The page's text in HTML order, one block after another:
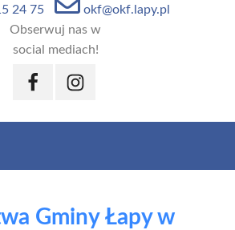
24 75
okf@okf.lapy.pl
Obserwuj nas w
social mediach!
FacebookInstagram
Gminy Łapy w